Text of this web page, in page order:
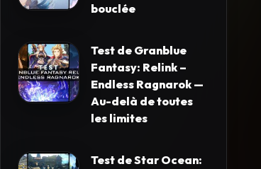
bouclée
Test de Granblue
Fantasy: Relink –
Endless Ragnarok —
Au-delà de toutes
les limites
Test de Star Ocean: